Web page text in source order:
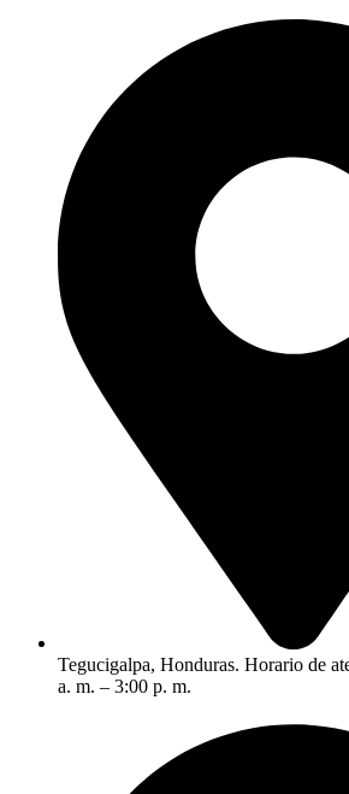
Tegucigalpa, Honduras. Horario de
a. m. – 3:00 p. m.